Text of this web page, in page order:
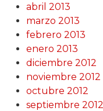
abril 2013
marzo 2013
febrero 2013
enero 2013
diciembre 2012
noviembre 2012
octubre 2012
septiembre 2012